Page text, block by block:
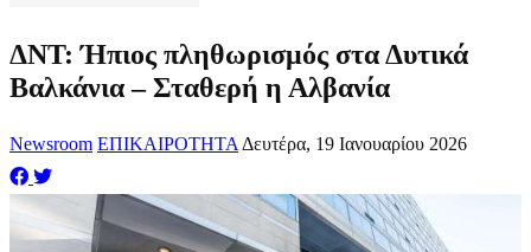
ΔΝΤ: Ήπιος πληθωρισμός στα Δυτικά
Βαλκάνια – Σταθερή η Αλβανία
Newsroom ΕΠΙΚΑΙΡΟΤΗΤΑ Δευτέρα, 19 Ιανουαρίου 2026